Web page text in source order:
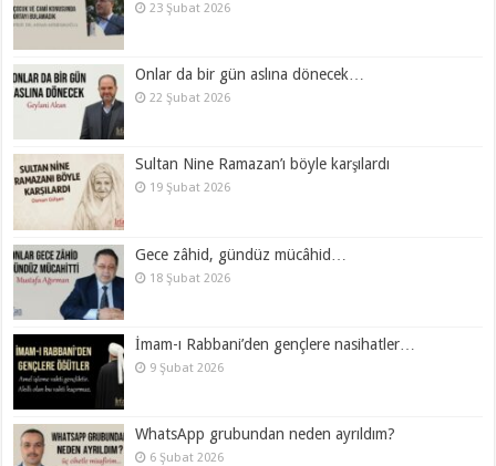
23 Şubat 2026
Onlar da bir gün aslına dönecek…
22 Şubat 2026
Sultan Nine Ramazan’ı böyle karşılardı
19 Şubat 2026
Gece zâhid, gündüz mücâhid…
18 Şubat 2026
İmam-ı Rabbani’den gençlere nasihatler…
9 Şubat 2026
WhatsApp grubundan neden ayrıldım?
6 Şubat 2026